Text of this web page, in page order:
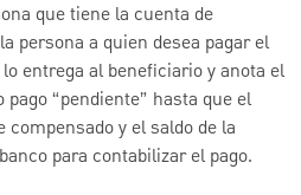
que tiene la cuenta de
persona a quien desea pagar el
entrega al beneficiario y anota el
“pendiente” hasta que el
y el saldo de la
para contabilizar el pago.